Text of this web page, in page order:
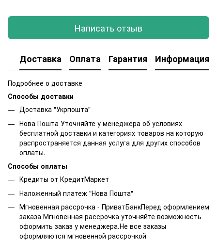
Написать отзыв
Доставка Оплата Гарантия Информация
Подробнее о доставке
Способы доставки
Доставка "Укрпошта"
Нова Пошта Уточняйте у менеджера об условиях
бесплатной доставки и категориях товаров на которую
распространяется данная услуга для других способов
оплаты.
Способы оплаты
Кредиты от КредитМаркет
Наложенный платеж "Нова Пошта"
Мгновенная рассрочка - ПриватБанкПеред оформлением
заказа Мгновенная рассрочка уточняйте возможность
оформить заказ у менеджера.Не все заказы
оформляются мгновенной рассрочкой